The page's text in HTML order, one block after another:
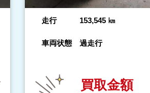
走行 153,545 ㎞
車両状態 過走行
買取金額